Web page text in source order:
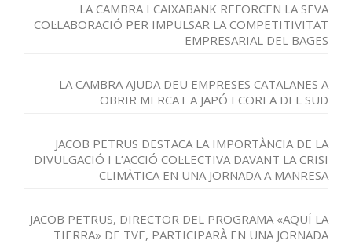
LA CAMBRA I CAIXABANK REFORCEN LA SEVA
COL·LABORACIÓ PER IMPULSAR LA COMPETITIVITAT
EMPRESARIAL DEL BAGES
LA CAMBRA AJUDA DEU EMPRESES CATALANES A
OBRIR MERCAT A JAPÓ I COREA DEL SUD
JACOB PETRUS DESTACA LA IMPORTÀNCIA DE LA
DIVULGACIÓ I L’ACCIÓ COL·LECTIVA DAVANT LA CRISI
CLIMÀTICA EN UNA JORNADA A MANRESA
JACOB PETRUS, DIRECTOR DEL PROGRAMA «AQUÍ LA
TIERRA» DE TVE, PARTICIPARÀ EN UNA JORNADA